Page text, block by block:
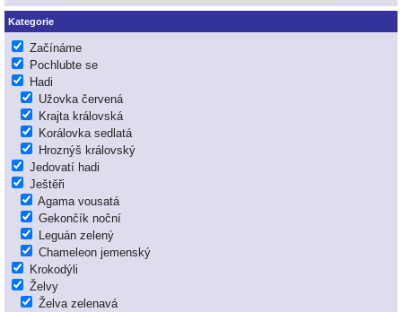
Kategorie
Začínáme
Pochlubte se
Hadi
Užovka červená
Krajta královská
Korálovka sedlatá
Hroznýš královský
Jedovatí hadi
Ještěři
Agama vousatá
Gekončík noční
Leguán zelený
Chameleon jemenský
Krokodýli
Želvy
Želva zelenavá